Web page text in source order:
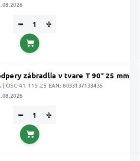
+
−
Do košíka
zábradlia v tvare T 90° 25 mm
| OSC-41.115.25 EAN:8033137133435
+
−
Do košíka